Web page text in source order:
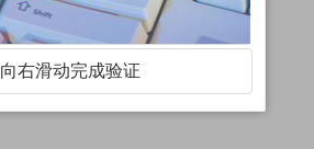
向右滑动完成验证